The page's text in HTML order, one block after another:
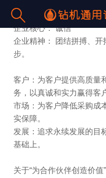

核心价值观：诚信、创新
企业核心： 诚信
企业精神： 团结拼搏、
步。
客户：为客户提供高质量
务，以真诚和实力赢得客
市场：为客户降低采购成
实保障。
发展：追求永续发展的目
基础上。
关于“为合作伙伴创造价值”